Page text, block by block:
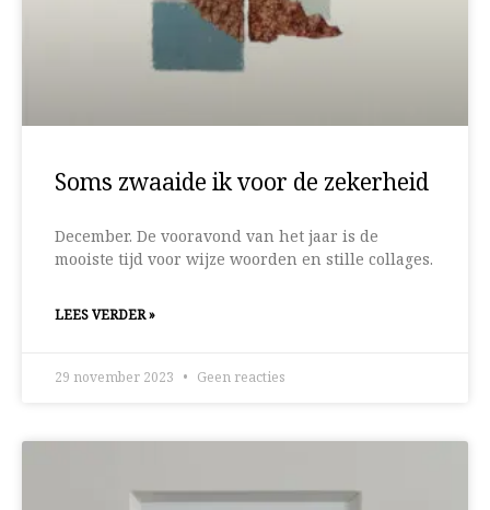
Soms zwaaide ik voor de zekerheid
December. De vooravond van het jaar is de
mooiste tijd voor wijze woorden en stille collages.
LEES VERDER »
29 november 2023 Geen reacties